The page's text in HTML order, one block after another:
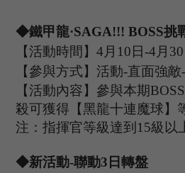
◆鐵甲龍·SAGA!!!BOSS挑
【活動時間】4 月 10日-4 月 30
【參與方式】 活動-直面強敵
【活動內容】參與本期BOSS
殺可獲得【黑龍十連魔球】
注：指揮官等級達到 15級以
◆新活動-聯動3日轉盤